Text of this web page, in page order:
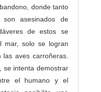
donde tanto
son asesinados de
de estos se
mar, solo se logran
aves carroñeras.
se intenta demostrar
el humano y el